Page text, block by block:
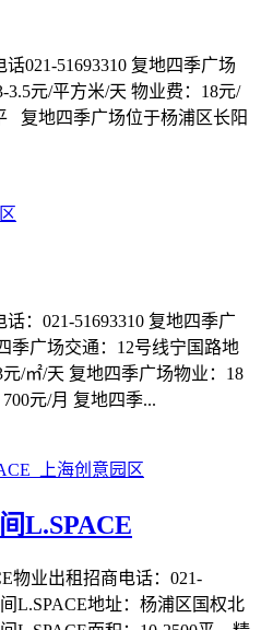
021-51693310 复地四季广场
3.5元/平方米/天 物业费：18元/
复地四季广场位于杨浦区长阳
：021-51693310 复地四季广
季广场交通：12号线宁国路地
/㎡/天 复地四季广场物业：18
元/月 复地四季...
L.SPACE
物业出租招商电话：021-
L.SPACE地址：杨浦区国权北